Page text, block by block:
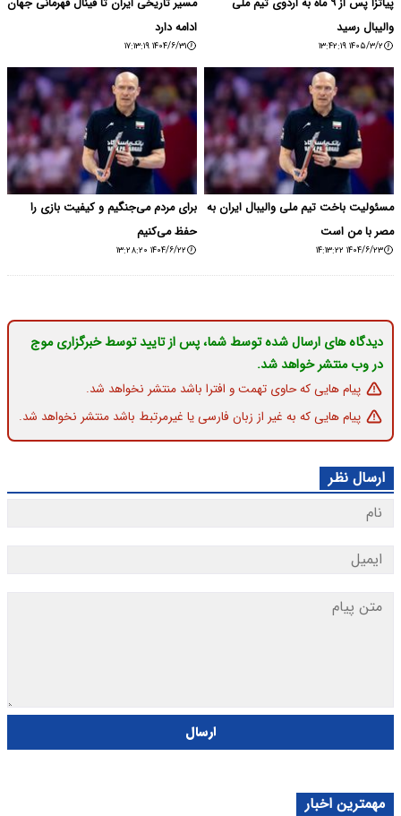
پیاتزا پس از ۹ ماه به اردوی تیم ملی
والیبال رسید
۱۴۰۵/۳/۲ ۱۳:۴۲:۱۹
مسیر تاریخی ایران تا فینال قهرمانی جهان
ادامه دارد
۱۴۰۴/۶/۳۱ ۱۷:۱۳:۱۹
مسئولیت باخت تیم ملی والیبال ایران به
مصر با من است
۱۴۰۴/۶/۲۳ ۱۴:۱۳:۲۲
برای مردم می‌جنگیم و کیفیت بازی را
حفظ می‌کنیم
۱۴۰۴/۶/۲۲ ۱۳:۲۸:۲۰
دیدگاه های ارسال شده توسط شما، پس از تایید توسط خبرگزاری موج
در وب منتشر خواهد شد.
پیام هایی که حاوی تهمت و افترا باشد منتشر نخواهد شد.
پیام هایی که به غیر از زبان فارسی یا غیرمرتبط باشد منتشر نخواهد شد.
ارسال نظر
ارسال
مهمترین اخبار